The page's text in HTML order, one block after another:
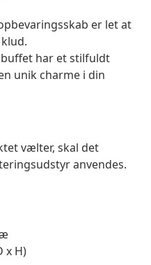
er let at
har et stilfuldt
unik charme i din
vælter, skal det
anvendes.
x H)